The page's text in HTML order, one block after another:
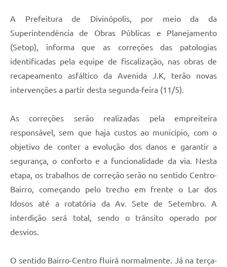
A Prefeitura de Divinópolis, por meio da da
Superintendência de Obras Públicas e Planejamento
(Setop), informa que as correções das patologias
identificadas pela equipe de fiscalização, nas obras de
recapeamento asfáltico da Avenida J.K, terão novas
intervenções a partir desta segunda-feira (11/5).
As correções serão realizadas pela empreiteira
responsável, sem que haja custos ao município, com o
objetivo de conter a evolução dos danos e garantir a
segurança, o conforto e a funcionalidade da via. Nesta
etapa, os trabalhos de correção serão no sentido Centro-
Bairro, começando pelo trecho em frente o Lar dos
Idosos até a rotatória da Av. Sete de Setembro. A
interdição será total, sendo o trânsito operado por
desvios.
O sentido Bairro-Centro fluirá normalmente. Já na terça-